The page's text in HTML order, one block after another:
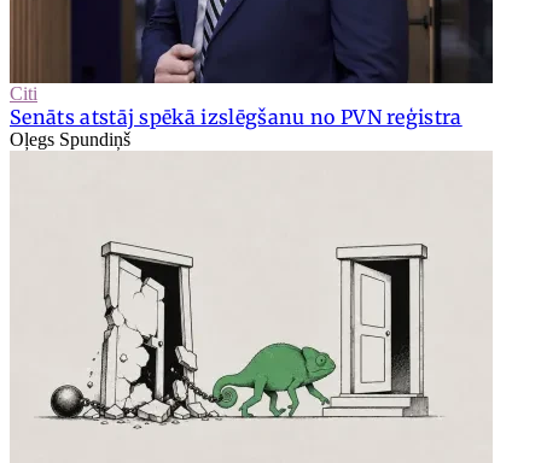
Citi
Senāts atstāj spēkā izslēgšanu no PVN reģistra
Oļegs Spundiņš